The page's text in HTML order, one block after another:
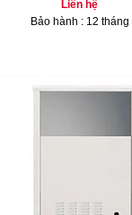
Liên hệ
Bảo hành : 12 tháng